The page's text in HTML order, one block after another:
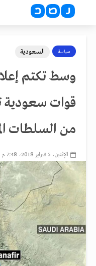
سياسة السعودية
وسط تكتم
قوات سعودية
من السلطات
الإثنين، 5 فبراير 2018، 7:48 م